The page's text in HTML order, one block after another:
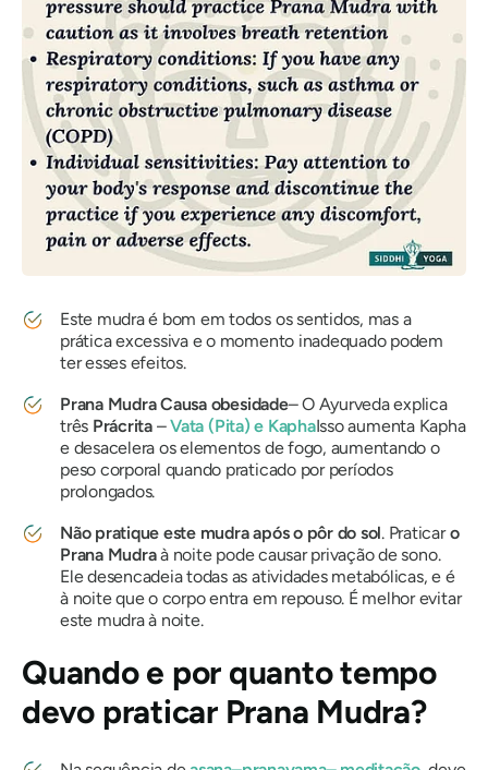
Este mudraé bom em todos os sentidos, mas a
prática excessiva e o momento inadequado podem
ter esses efeitos.
Prana MudraCausa obesidade– O Ayurveda explica
três Prácrita–Vata (Pita) e KaphaIsso aumenta Kapha
e desacelera os elementos de fogo, aumentando o
peso corporal quando praticado por períodos
prolongados.
Não pratique este mudraapós o pôr do sol. Praticaro
Prana Mudraà noite pode causar privação de sono.
Ele desencadeia todas as atividades metabólicas, e é
à noite que o corpo entra em repouso. É melhor evitar
este mudraà noite.
Quando e por quanto tempo
devo praticar Prana Mudra?